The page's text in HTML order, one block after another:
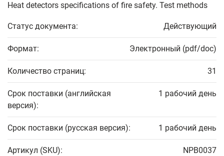
Heat detectors specifications of fire safety. Test methods
Статус документа: Действующий
Формат: Электронный (pdf/doc)
Количество страниц: 31
Срок поставки (английская
версия):
1 рабочий день
Срок поставки (русская версия): 1 рабочий день
Артикул (SKU): NPB0037